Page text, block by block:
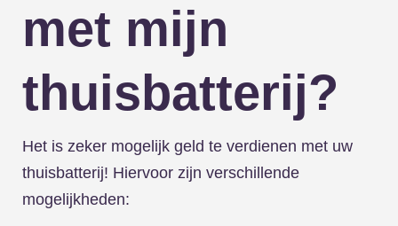
met mijn
thuisbatterij?
Het is zeker mogelijk geld te verdienen met uw
thuisbatterij! Hiervoor zijn verschillende
mogelijkheden: